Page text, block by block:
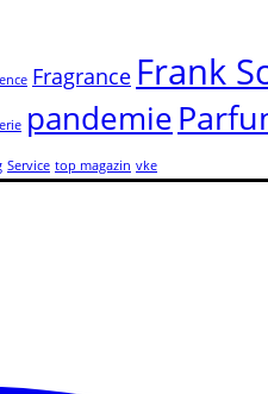
Fragrance Frank
pandemie
Service top magazin vke